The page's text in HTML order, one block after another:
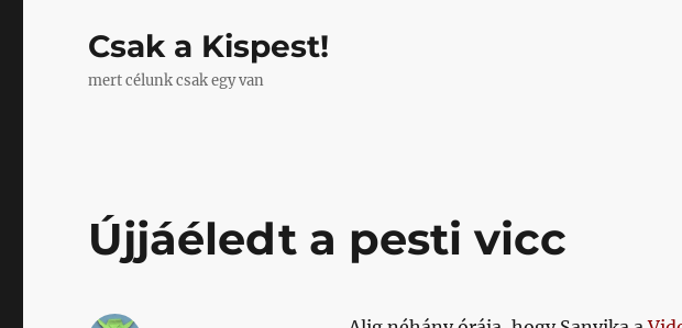
Csak a Kispest!
mert célunk csak egy van
Újjáéledt a pesti vicc